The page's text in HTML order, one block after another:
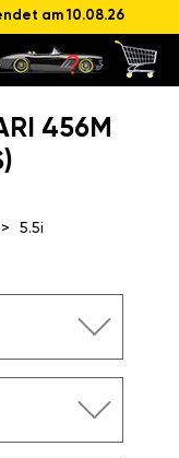
am 10.08.26
456M
5.5i